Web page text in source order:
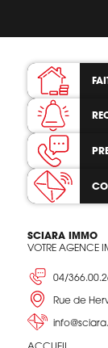
SCIARA IMMO
VOTRE AGENCE
04/
Rue de